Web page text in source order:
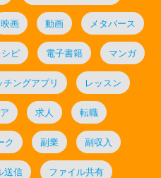
映画 動画 メタバース
シピ 電子書籍 マンガ
チングアプリ レッスン
求人 転職
ク 副業 副収入
送信 ファイル共有